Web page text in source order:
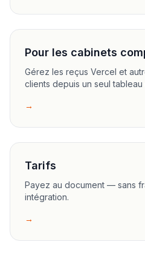
Pour les cabinets
Gérez les reçus Vercel et
clients depuis un seul
→
Tarifs
Payez au document — sans
intégration.
→